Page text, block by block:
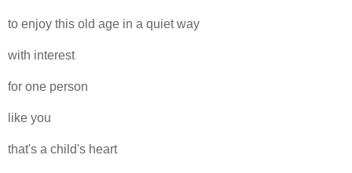
to enjoy this old age in a quiet way
with interest
for one person
like you
that's a child's heart